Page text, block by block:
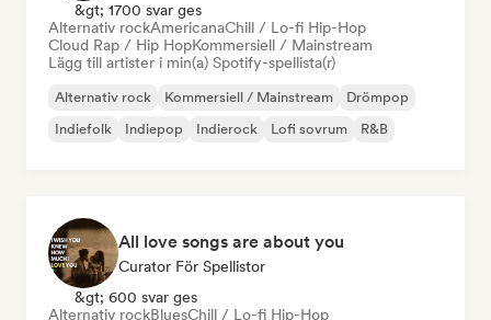
&gt; 1700 svar ges
Alternativ rockAmericanaChill / Lo-fi Hip-Hop
Cloud Rap / Hip HopKommersiell / Mainstream
Lägg till artister i min(a) Spotify-spellista(r)
Alternativ rock Kommersiell / Mainstream
Drömpop
Indiefolk
Indiepop Indierock Lofi sovrum R&B
All love songs are about you
Curator För Spellistor
&gt; 600 svar ges
Alternativ rockBluesChill / Lo-fi Hip-Hop